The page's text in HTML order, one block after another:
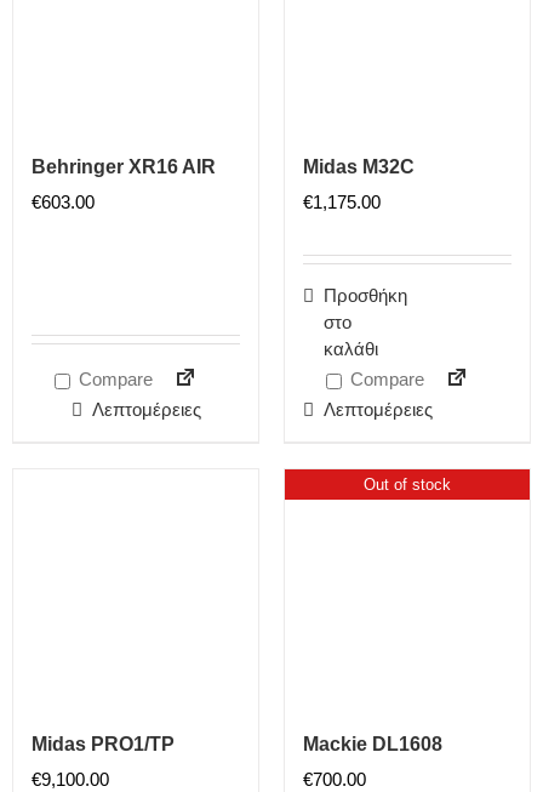
Behringer XR16 AIR
€603.00
Compare
Λεπτομέρειες
Midas M32C
€1,175.00
Προσθήκη
στο
καλάθι
Compare
Λεπτομέρειες
Midas PRO1/TP
€9,100.00
Out of stock
Mackie DL1608
€700.00